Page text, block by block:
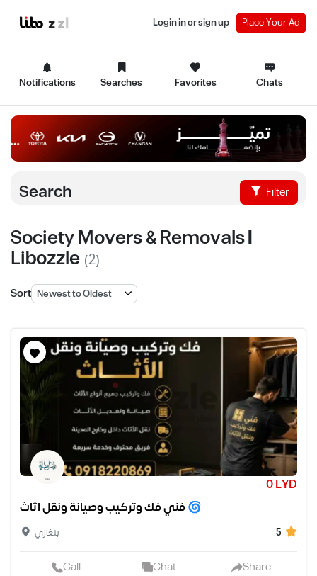
Notifications Searches Favorites Chats
Login in or sign up Place Your Ad
Search Filter
Society Movers & Removals |
Libozzle (2)
Sort
0 LYD
فني فك وتركيب وصيانة ونقل اثاث 🌀
بنغازي 5
Call Chat Share